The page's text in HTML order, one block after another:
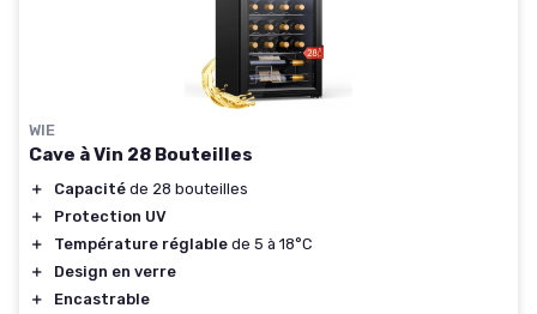
WIE
Cave à Vin 28 Bouteilles
＋ Capacité de 28 bouteilles
＋
Protection UV
＋
Température réglable de 5 à 18°C
＋
Design en verre
＋
Encastrable